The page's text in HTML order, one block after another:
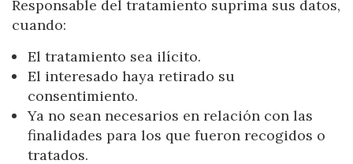
Responsable del tratamiento suprima sus datos,
cuando:
El tratamiento sea ilícito.
El interesado haya retirado su
consentimiento.
Ya no sean necesarios en relación con las
finalidades para los que fueron recogidos o
tratados.